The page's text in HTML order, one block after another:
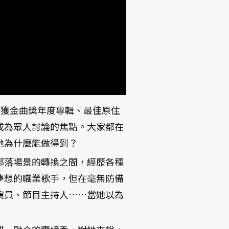
金曲獎年度專輯、最佳原住
眾人討論的焦點。大家都在
什麼能做得到？
場景的轉換之間，經歷各種
的職業歌手，但在毫無防備
員、節目主持人……當她以為